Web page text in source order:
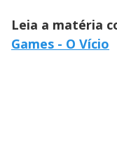
Leia a matéria
Games - O Vício